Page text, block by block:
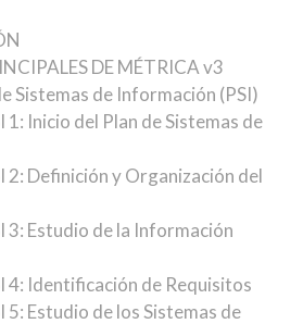
DE MÉTRICA v3
Sistemas de Información (PSI)
Inicio del Plan de Sistemas de
2: Definición y Organización del
3: Estudio de la Información
4: Identificación de Requisitos
5: Estudio de los Sistemas de